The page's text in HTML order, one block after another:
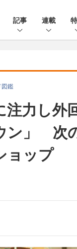
記事 連載
鑑
注力し外
ン」 次
ョップ